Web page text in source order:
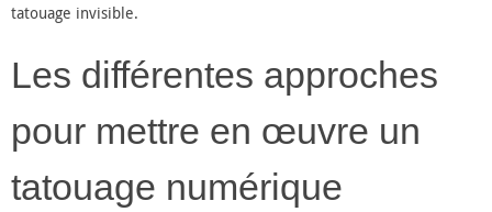
tatouage invisible.
Les différentes approches
pour mettre en œuvre un
tatouage numérique